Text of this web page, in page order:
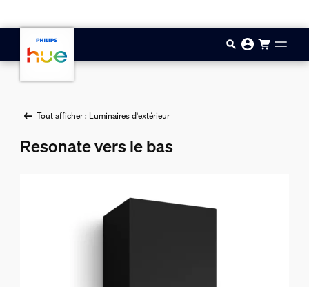
Tout afficher : Luminaires d'extérieur
Resonate vers le bas